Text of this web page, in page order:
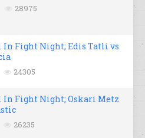
28975
In Fight Night; Edis Tatli vs
24305
In Fight Night; Oskari Metz
26235